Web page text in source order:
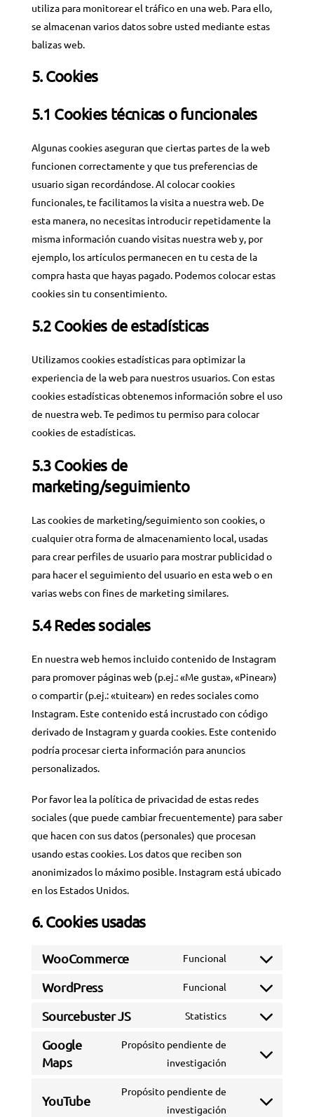
utiliza para monitorear el tráfico en una web. Para ello,
se almacenan varios datos sobre usted mediante estas
balizas web.
5. Cookies
5.1 Cookies técnicas o funcionales
Algunas cookies aseguran que ciertas partes de la web
funcionen correctamente y que tus preferencias de
usuario sigan recordándose. Al colocar cookies
funcionales, te facilitamos la visita a nuestra web. De
esta manera, no necesitas introducir repetidamente la
misma información cuando visitas nuestra web y, por
ejemplo, los artículos permanecen en tu cesta de la
compra hasta que hayas pagado. Podemos colocar estas
cookies sin tu consentimiento.
5.2 Cookies de estadísticas
Utilizamos cookies estadísticas para optimizar la
experiencia de la web para nuestros usuarios. Con estas
cookies estadísticas obtenemos información sobre el uso
de nuestra web. Te pedimos tu permiso para colocar
cookies de estadísticas.
5.3 Cookies de
marketing/seguimiento
Las cookies de marketing/seguimiento son cookies, o
cualquier otra forma de almacenamiento local, usadas
para crear perfiles de usuario para mostrar publicidad o
para hacer el seguimiento del usuario en esta web o en
varias webs con fines de marketing similares.
5.4 Redes sociales
En nuestra web hemos incluido contenido de Instagram
para promover páginas web (p.ej.: «Me gusta», «Pinear»)
o compartir (p.ej.: «tuitear») en redes sociales como
Instagram. Este contenido está incrustado con código
derivado de Instagram y guarda cookies. Este contenido
podría procesar cierta información para anuncios
personalizados.
Por favor lea la política de privacidad de estas redes
sociales (que puede cambiar frecuentemente) para saber
que hacen con sus datos (personales) que procesan
usando estas cookies. Los datos que reciben son
anonimizados lo máximo posible. Instagram está ubicado
en los Estados Unidos.
6. Cookies usadas
WooCommerce Funcional
Consent
woocommerce
WordPress Funcional
Consent
wordpress
Sourcebuster JS Statistics
Consent
service
Google
Maps
Propósito pendiente de
investigación
Consent
service
YouTube
Propósito pendiente de
investigación
Consent